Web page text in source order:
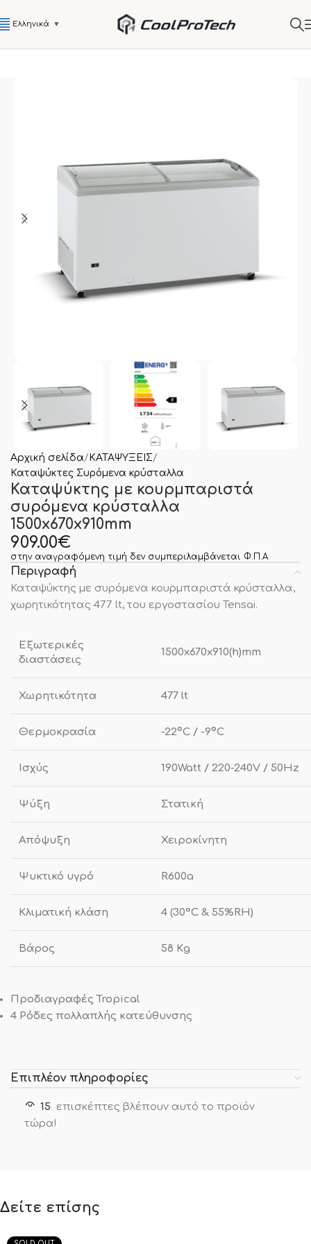
Ελληνικά ▼
Αρχική σελίδα
ΚΑΤΑΨΥΞΕΙΣ
Καταψύκτες Συρόμενα κρύσταλλα
Καταψύκτης με κουρμπαριστά
συρόμενα κρύσταλλα
1500x670x910mm
909.00€
στην αναγραφόμενη τιμή δεν συμπεριλαμβάνεται Φ.Π.Α
Περιγραφή
Καταψύκτης με συρόμενα κουρμπαριστά κρύσταλλα,
χωρητικότητας 477 lt, του εργοστασίου Tensai.
Εξωτερικές
διαστάσεις
1500x670x910(h)mm
Χωρητικότητα 477 lt
Θερμοκρασία -22ºC / -9ºC
Ισχύς 190Watt / 220-240V / 50Hz
Ψύξη Στατική
Απόψυξη Χειροκίνητη
Ψυκτικό υγρό R600a
Κλιματική κλάση 4 (30°C & 55%RH)
Βάρος 58 Κg
Προδιαγραφές Tropical
4 Ρόδες πολλαπλής κατεύθυνσης
Επιπλέον πληροφορίες
15 επισκέπτες βλέπουν αυτό το προϊόν
τώρα!
Δείτε επίσης